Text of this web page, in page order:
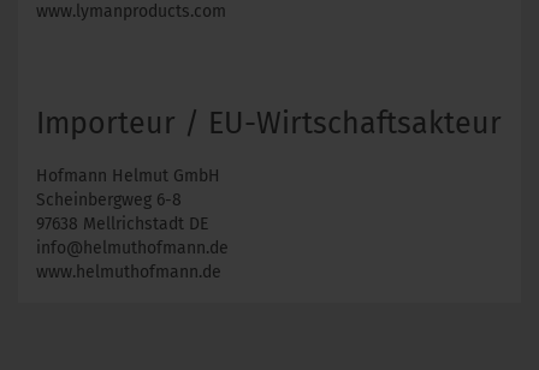
www.lymanproducts.com
Importeur / EU-Wirtschaftsakteur
Hofmann Helmut GmbH
Scheinbergweg 6-8
97638 Mellrichstadt DE
info@helmuthofmann.de
www.helmuthofmann.de